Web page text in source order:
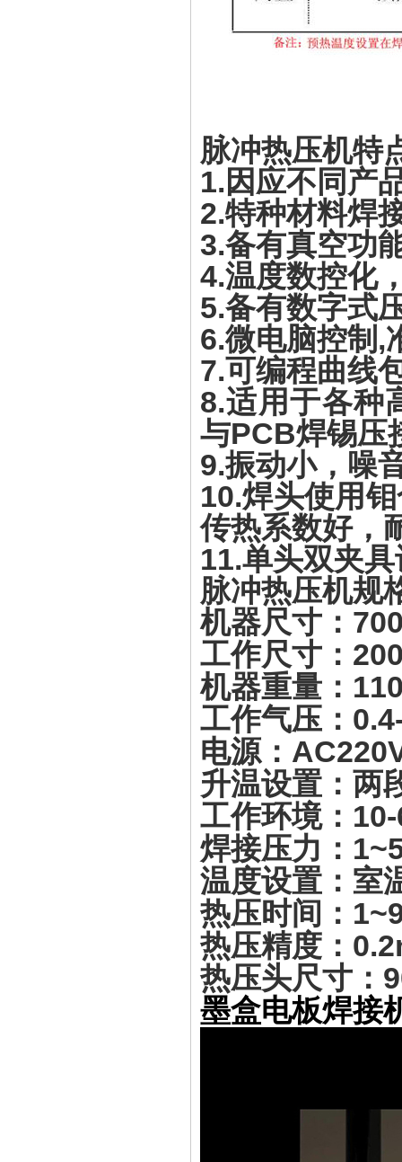
脉冲热压机特
1.因应不同产
2.特种材料焊
3.备有真空功
4.温度数控化
5.备有数字式
6.微电脑控制,
7.可编程曲线
8.适用于各种
与PCB焊锡压
9.振动小，噪
10.焊头使用
传热系数好，
11.单头双夹
脉冲热压机规
机器尺寸：
工作尺寸：
机器重量：
工作气压：
电源：
升温设置：两
工作环境：
焊接压力：
温度设置：
热压时间：
热压精度：
热压头尺寸：
墨盒电板焊接